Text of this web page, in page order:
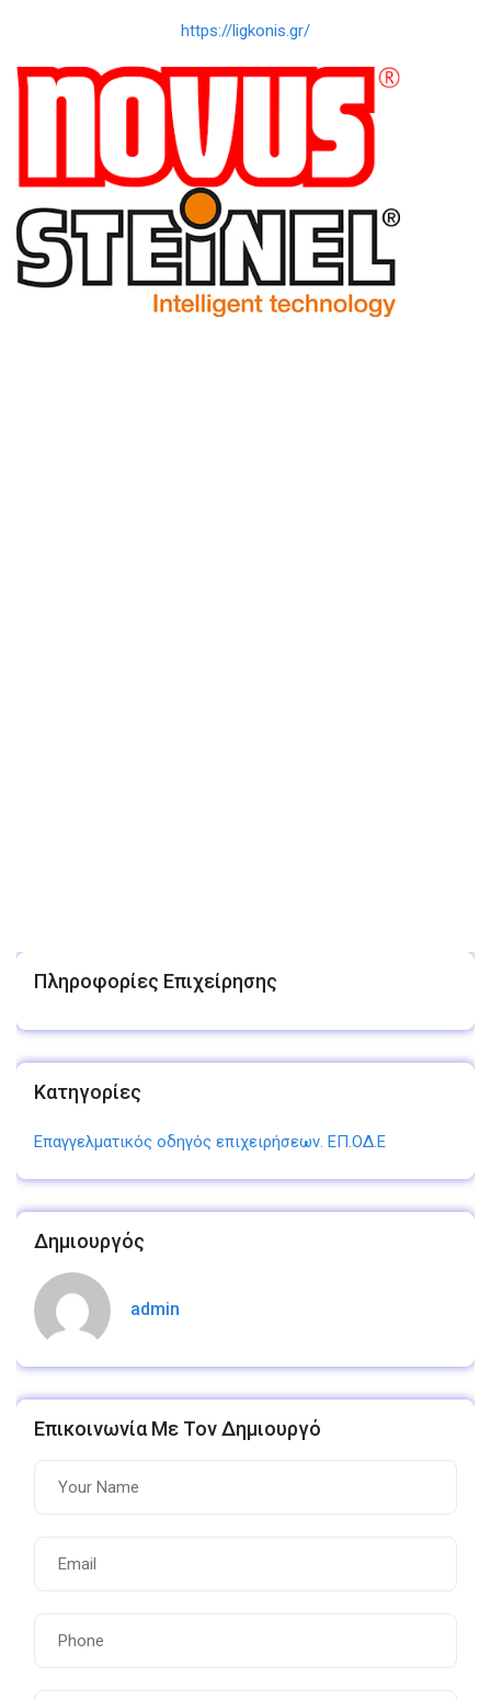
https://ligkonis.gr/
Πληροφορίες Επιχείρησης
Κατηγορίες
Επαγγελματικός οδηγός επιχειρήσεων. ΕΠ.ΟΔ.Ε
Δημιουργός
admin
Επικοινωνία Με Τον Δημιουργό